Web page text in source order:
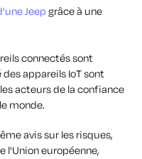
Jeep grâce à une
connectés sont
appareils IoT sont
acteurs de la confiance
monde.
avis sur les risques,
l'Union européenne,